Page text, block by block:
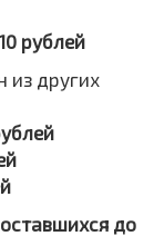
рублей
из других
до